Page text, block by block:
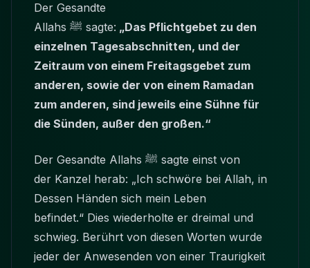
Der Gesandte
Allahs ﷺ sagte: „Das Pflichtgebet zu den
einzelnen Tagesabschnitten, und der
Zeitraum von einem Freitagsgebet zum
anderen, sowie der von einem Ramadan
zum anderen, sind jeweils eine Sühne für
die Sünden, außer den großen.“
Der Gesandte Allahs ﷺ sagte einst von
der Kanzel herab: „Ich schwöre bei Allah, in
Dessen Händen sich mein Leben
befindet.“ Dies wiederholte er dreimal und
schwieg. Berührt von diesen Worten wurde
jeder der Anwesenden von einer Traurigkeit